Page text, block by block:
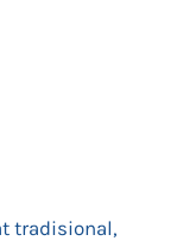
tradisional,